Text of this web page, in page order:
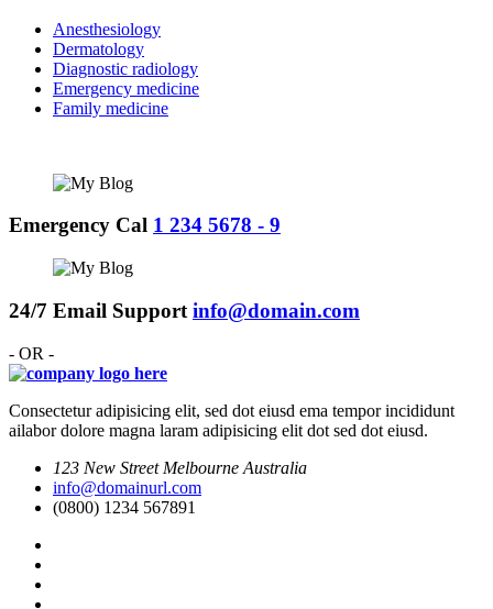
Anesthesiology
Dermatology
Diagnostic radiology
Emergency medicine
Family medicine
Emergency Cal 1 234 5678 - 9
24/7 Email Support info@domain.com
- OR -
Consectetur adipisicing elit, sed dot eiusd ema tempor incididunt
ailabor dolore magna laram adipisicing elit dot sed dot eiusd.
123 New Street Melbourne Australia
info@domainurl.com
(0800) 1234 567891